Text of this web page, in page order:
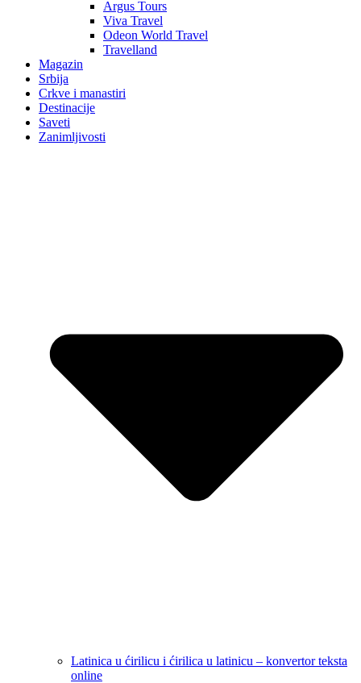
Argus Tours
Viva Travel
Odeon World Travel
Travelland
Magazin
Srbija
Crkve i manastiri
Destinacije
Saveti
Zanimljivosti
Latinica u ćirilicu i ćirilica u latinicu – konvertor teksta
online